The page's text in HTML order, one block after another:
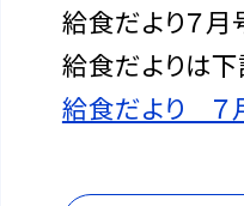
給食だより７月
給食だよりは下
給食だより ７